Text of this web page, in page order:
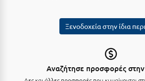
Πλύτρα Λακωνίας
Ξενοδοχεία στην ίδια
Αναζήτησε προσφορές στην